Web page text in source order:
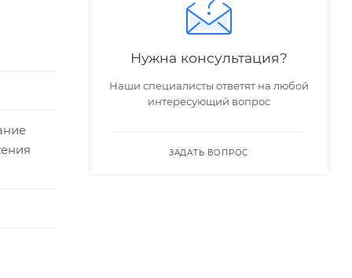
Нужна консультация?
Наши специалисты ответят на любой
интересующий вопрос
ЗАДАТЬ ВОПРОС